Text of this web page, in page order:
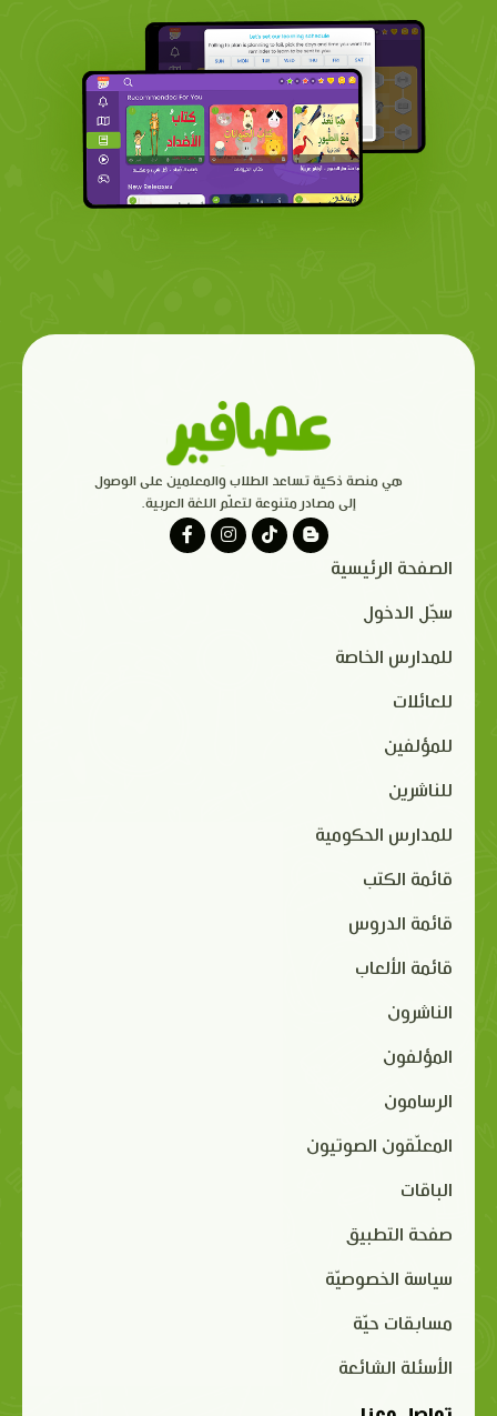
هي منصة ذكية تساعد الطلاب والمعلمين على الوصول
إلى مصادر متنوعة لتعلّم اللغة العربية.
الصفحة الرئيسية
سجّل الدخول
للمدارس الخاصة
للعائلات
للمؤلفين
للناشرين
للمدارس الحكومية
قائمة الكتب
قائمة الدروس
قائمة الألعاب
الناشرون
المؤلفون
الرسامون
المعلّقون الصوتيون
الباقات
صفحة التطبيق
سياسة الخصوصيّة
مسابقات حيّة
الأسئلة الشائعة